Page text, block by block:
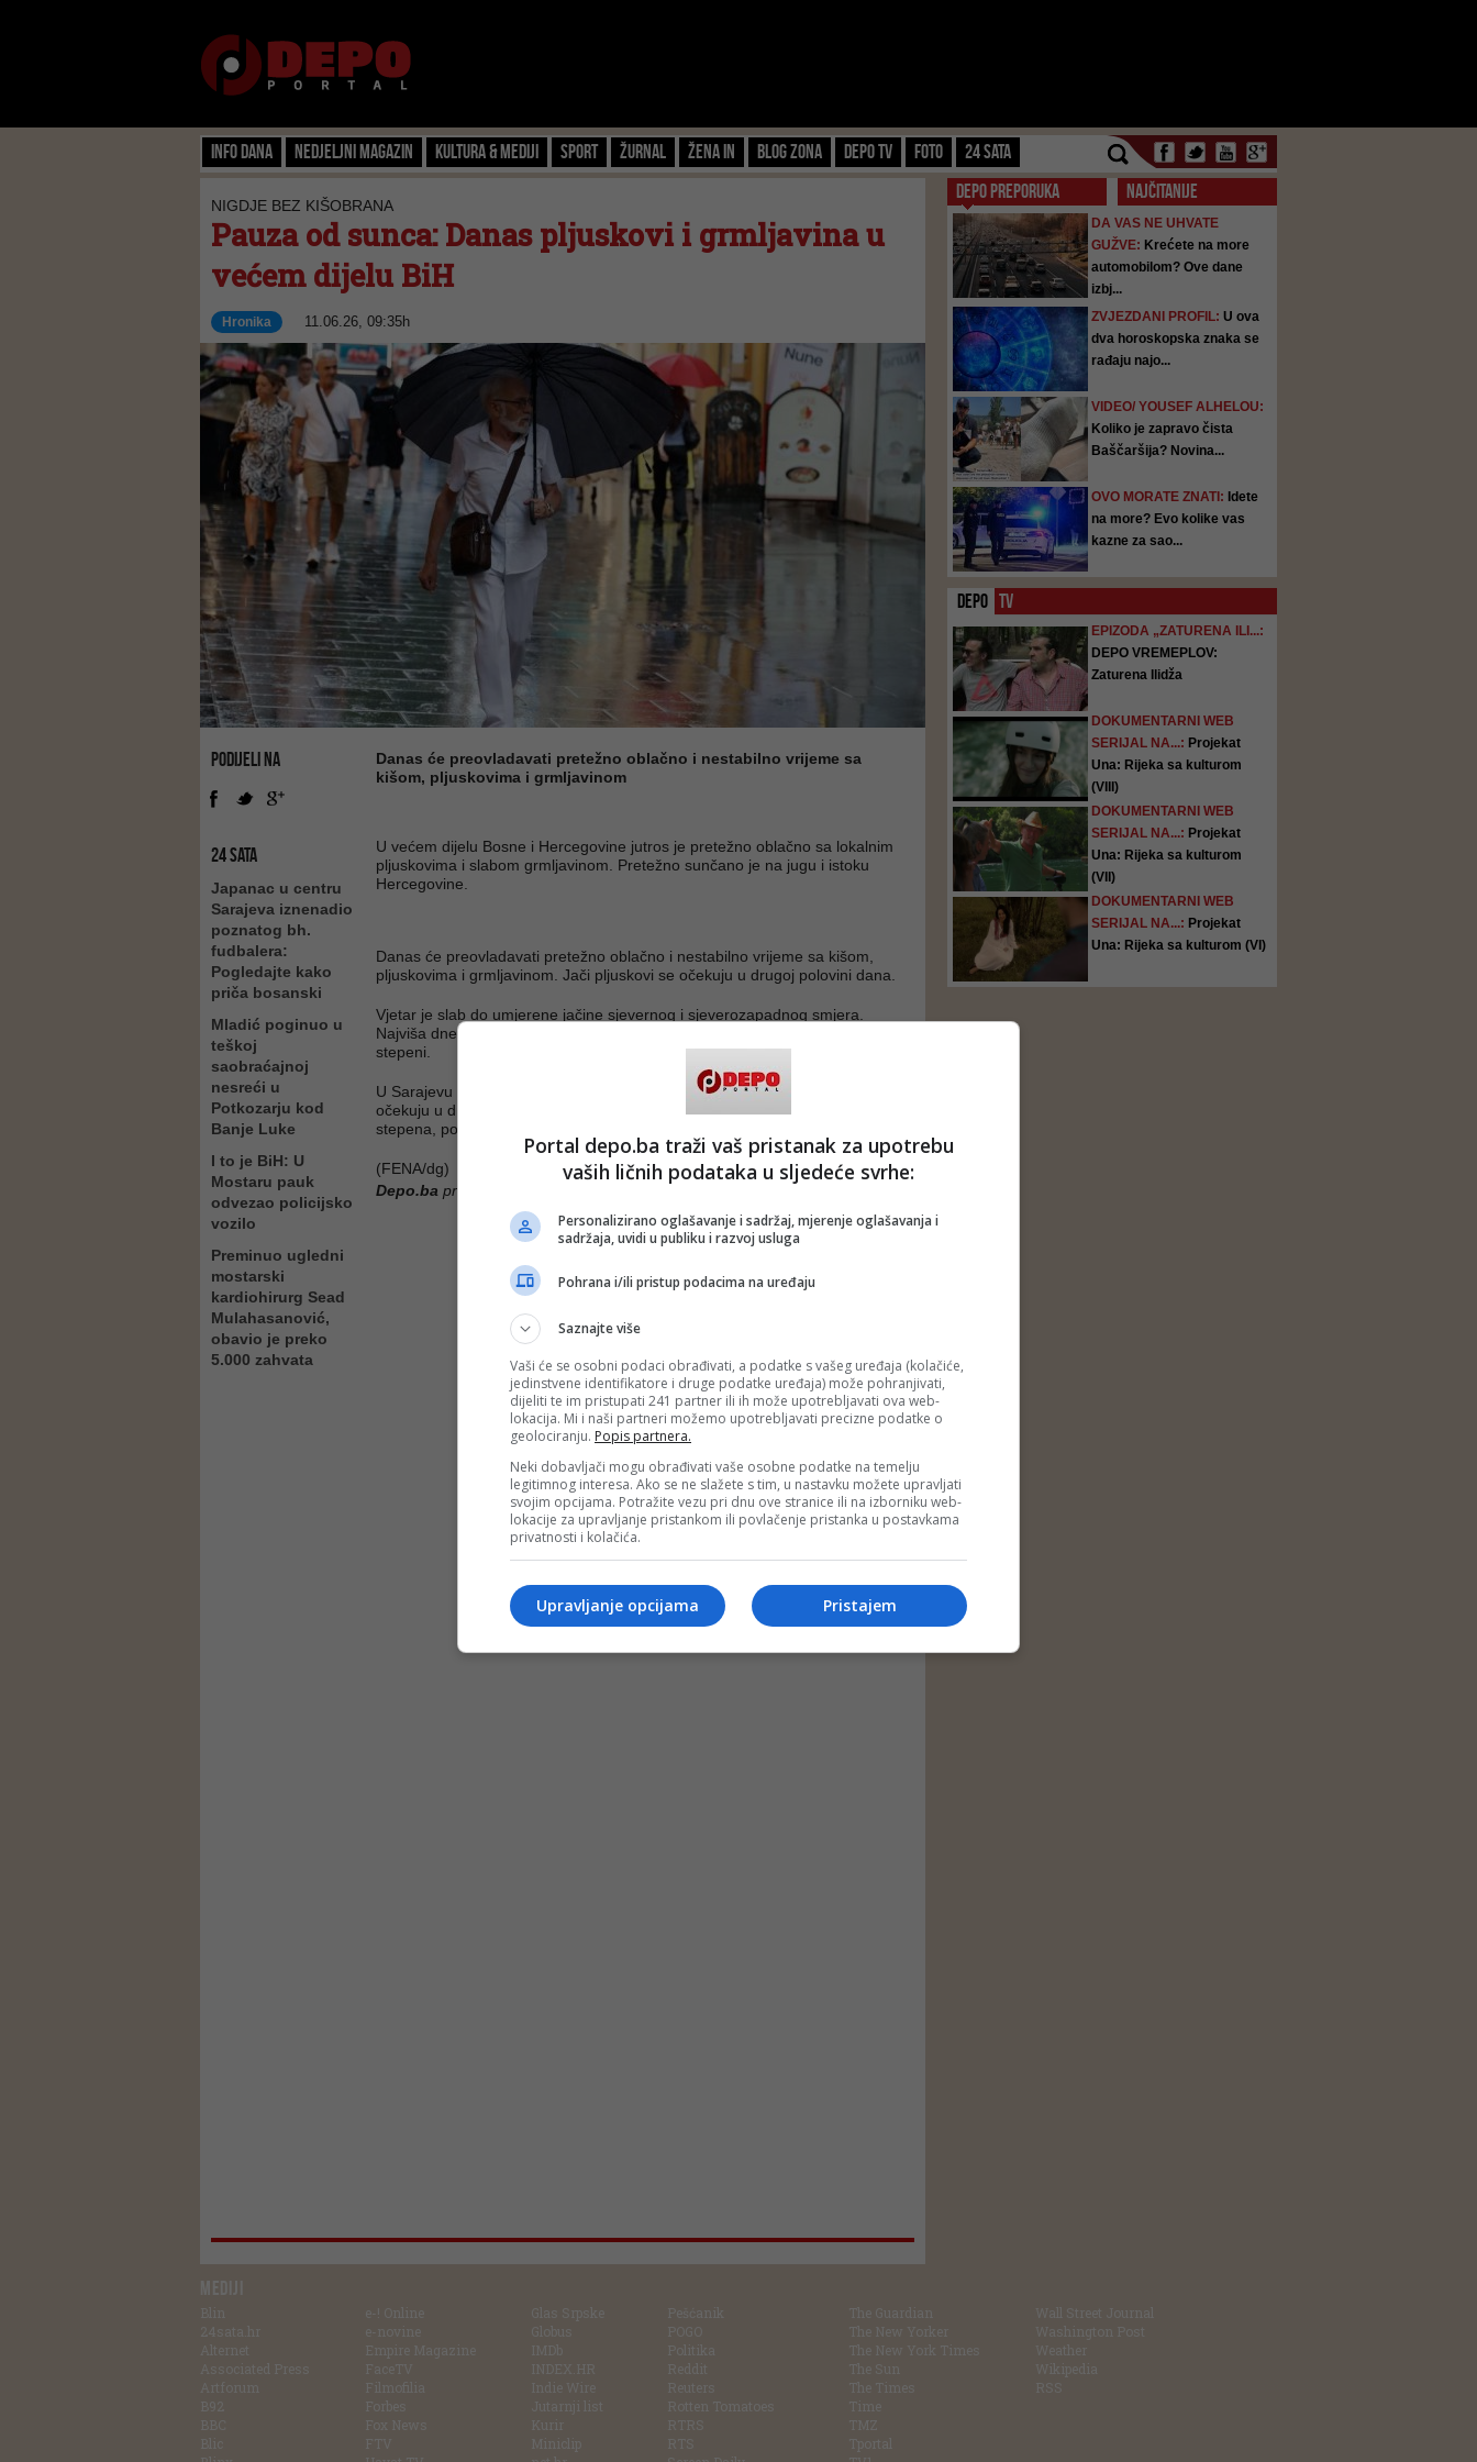
Info dana Nedjeljni magazin Kultura & Mediji Sport Žurnal Žena IN Blog zona Depo TV FOTO 24 SATA
NIGDJE BEZ KIŠOBRANA
Pauza od sunca: Danas pljuskovi i grmljavina u
većem dijelu BiH
Hronika 11.06.26, 09:35h
PODIJELI NA
24 SATA
Japanac u centru
Sarajeva iznenadio
poznatog bh.
fudbalera:
Pogledajte kako
priča bosanski
Mladić poginuo u
teškoj
saobraćajnoj
nesreći u
Potkozarju kod
Banje Luke
I to je BiH: U
Mostaru pauk
odvezao policijsko
vozilo
Preminuo ugledni
mostarski
kardiohirurg Sead
Mulahasanović,
obavio je preko
5.000 zahvata
Danas će preovladavati pretežno oblačno i nestabilno vrijeme sa
kišom, pljuskovima i grmljavinom
U većem dijelu Bosne i Hercegovine jutros je pretežno oblačno sa lokalnim
pljuskovima i slabom grmljavinom. Pretežno sunčano je na jugu i istoku
Hercegovine.
Danas će preovladavati pretežno oblačno i nestabilno vrijeme sa kišom,
pljuskovima i grmljavinom. Jači pljuskovi se očekuju u drugoj polovini dana.
Vjetar je slab do umjerene jačine sjevernog i sjeverozapadnog smjera.
Najviša dnevna temperatura zraka uglavnom između 16 i 22, na jugu do 28
stepeni.
U Sarajevu pretežno oblačno s kišom i pljuskovima. Jači pljuskovi se
očekuju u drugom dijelu dana. Najviša dnevna temperatura zraka oko 22
stepena, podaci su Federalnog hidrometeorološkog zavoda BiH.
(FENA/dg)
Depo.ba pratite putem društvenih mreža
DEPO PREPORUKA NAJČITANIJE
DA VAS NE UHVATE
GUŽVE: Krećete na more
automobilom? Ove dane
izbj...
ZVJEZDANI PROFIL: U ova
dva horoskopska znaka se
rađaju najo...
VIDEO/ YOUSEF ALHELOU:
Koliko je zapravo čista
Baščaršija? Novina...
OVO MORATE ZNATI: Idete
na more? Evo kolike vas
kazne za sao...
DEPO TV
EPIZODA „ZATURENA ILI...:
DEPO VREMEPLOV:
Zaturena Ilidža
DOKUMENTARNI WEB
SERIJAL NA...: Projekat
Una: Rijeka sa kulturom
(VIII)
DOKUMENTARNI WEB
SERIJAL NA...: Projekat
Una: Rijeka sa kulturom
(VII)
DOKUMENTARNI WEB
SERIJAL NA...: Projekat
Una: Rijeka sa kulturom (VI)
MEDIJI
Blin
24sata.hr
Alternet
Associated Press
Artforum
B92
BBC
Blic
e-! Online
e-novine
Empire Magazine
FaceTV
Filmofilia
Forbes
Fox News
FTV
Glas Srpske
Globus
IMDb
INDEX.HR
Indie Wire
Jutarnji list
Kurir
Miniclip
Pešćanik
POGO
Politika
Reddit
Reuters
Rotten Tomatoes
RTRS
RTS
The Guardian
The New Yorker
The New York Times
The Sun
The Times
Time
TMZ
Tportal
Wall Street Journal
Washington Post
Weather
Wikipedia
RSS
Portal depo.ba traži vaš pristanak za upotrebu
vaših ličnih podataka u sljedeće svrhe:
Personalizirano oglašavanje i sadržaj, mjerenje oglašavanja i
sadržaja, uvidi u publiku i razvoj usluga
Pohrana i/ili pristup podacima na uređaju
Saznajte više
Vaši će se osobni podaci obrađivati, a podatke s vašeg uređaja (kolačiće,
jedinstvene identifikatore i druge podatke uređaja) može pohranjivati,
dijeliti te im pristupati 241 partner ili ih može upotrebljavati ova web-
lokacija. Mi i naši partneri možemo upotrebljavati precizne podatke o
geolociranju. Popis partnera.
Neki dobavljači mogu obrađivati vaše osobne podatke na temelju
legitimnog interesa. Ako se ne slažete s tim, u nastavku možete upravljati
svojim opcijama. Potražite vezu pri dnu ove stranice ili na izborniku web-
lokacije za upravljanje pristankom ili povlačenje pristanka u postavkama
privatnosti i kolačića.
Pristajem
Upravljanje opcijama